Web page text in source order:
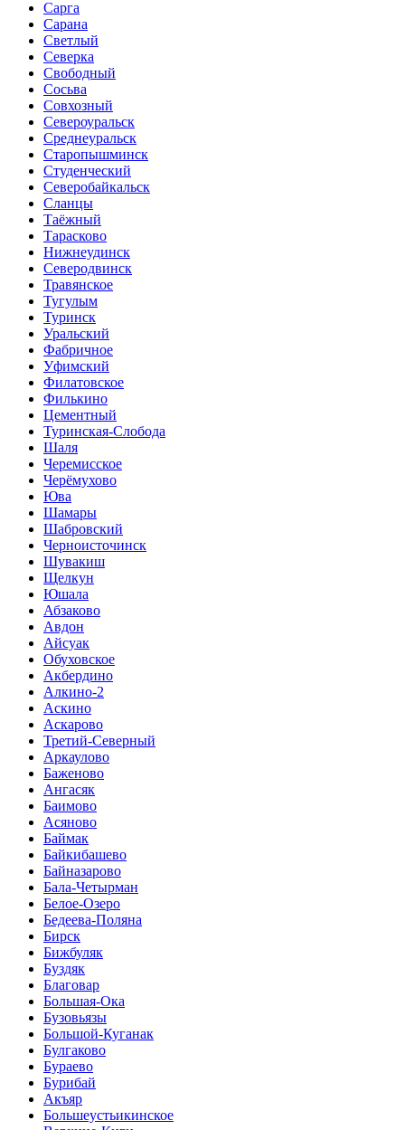
Сарга
Сарана
Светлый
Северка
Свободный
Сосьва
Совхозный
Североуральск
Среднеуральск
Старопышминск
Студенческий
Северобайкальск
Сланцы
Таёжный
Тарасково
Нижнеудинск
Северодвинск
Травянское
Тугулым
Туринск
Уральский
Фабричное
Уфимский
Филатовское
Филькино
Цементный
Туринская-Слобода
Шаля
Черемисское
Черёмухово
Юва
Шамары
Шабровский
Черноисточинск
Шувакиш
Щелкун
Юшала
Абзаково
Авдон
Айсуак
Обуховское
Акбердино
Алкино-2
Аскино
Аскарово
Третий-Северный
Аркаулово
Баженово
Ангасяк
Баимово
Асяново
Баймак
Байкибашево
Байназарово
Бала-Четырман
Белое-Озеро
Бедеева-Поляна
Бирск
Бижбуляк
Буздяк
Благовар
Большая-Ока
Бузовьязы
Большой-Куганак
Булгаково
Бураево
Бурибай
Акъяр
Большеустьикинское